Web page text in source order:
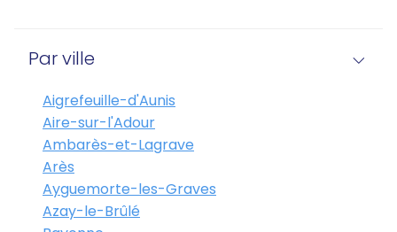
Par ville
Aigrefeuille-d'Aunis
Aire-sur-l'Adour
Ambarès-et-Lagrave
Arès
Ayguemorte-les-Graves
Azay-le-Brûlé